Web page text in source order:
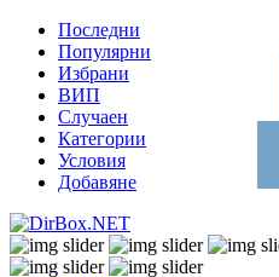
Последни
Популярни
Избрани
ВИП
Случаен
Категории
Условия
Добавяне